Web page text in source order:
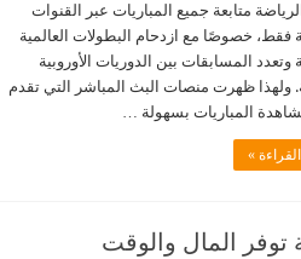
متابعة جميع المباريات عبر القنوات
فقط، خصوصًا مع ازدحام البطولات العالمية
وتعدد المسابقات بين الدوريات الأوروبية
ولهذا ظهرت منصات البث المباشر التي تقدم
المباريات بسهولة …
»
المال والوقت